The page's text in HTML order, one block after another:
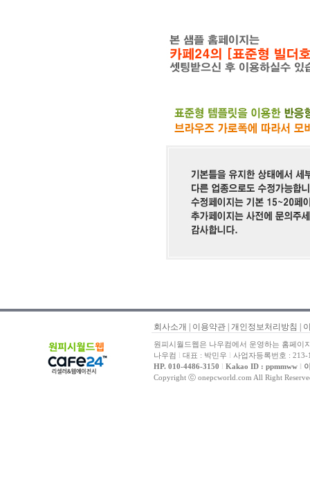
회사소개 이용약관 개인정보처리방침
원피시월드웹은 나우컴에서 운영하는 홈페이
나우컴 l 대표 : 박민우 l 사업자등록번호 :
HP. 010-4486-3150 l Kakao ID : ppmmww l
Copyright ⓒ onepcworld.com All Right